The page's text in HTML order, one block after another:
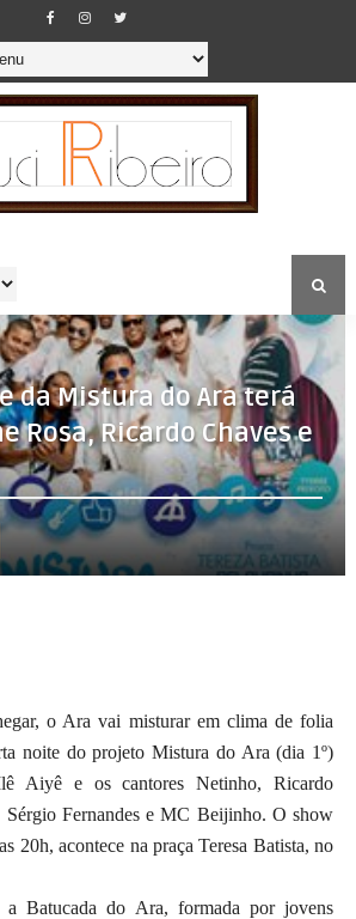
da Mistura do Ara terá
Rosa, Ricardo Chaves e
o Ara vai misturar em clima de folia
noite do projeto Mistura do Ara (dia 1º)
Aiyê e os cantores Netinho, Ricardo
Sérgio Fernandes e MC Beijinho. O show
20h, acontece na praça Teresa Batista, no
do Ara, formada por jovens